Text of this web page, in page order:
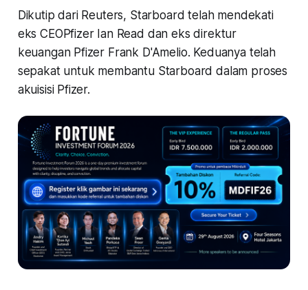
Dikutip dari Reuters, Starboard telah mendekati
eks CEOPfizer Ian Read dan eks direktur
keuangan Pfizer Frank D'Amelio. Keduanya telah
sepakat untuk membantu Starboard dalam proses
akuisisi Pfizer.